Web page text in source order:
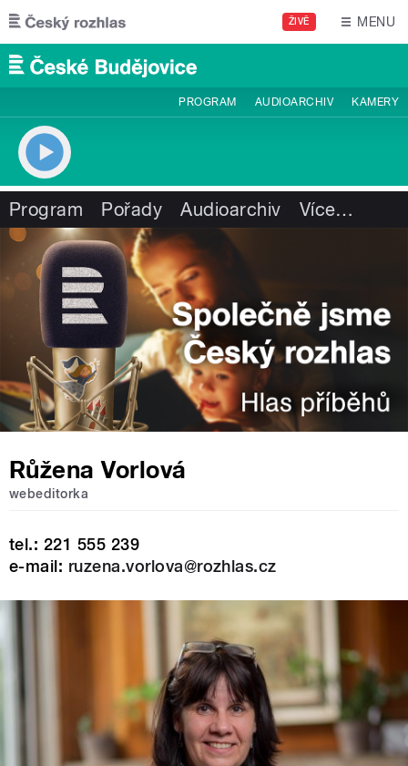
Přejít k hlavnímu obsahu
ŽIVĚ MENU
PROGRAM AUDIOARCHIV KAMERY
Program Pořady Audioarchiv Více…
Růžena Vorlová
webeditorka
tel.: 221 555 239
e-mail: ruzena.vorlova@rozhlas.cz